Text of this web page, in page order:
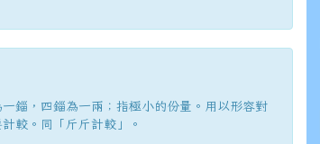
錙，四錙為一兩；指極小的份量。用以形容對
較。同「斤斤計較」。